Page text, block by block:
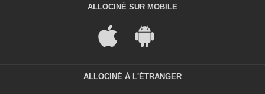
ALLOCINÉ SUR MOBILE
ALLOCINÉ À L'ÉTRANGER